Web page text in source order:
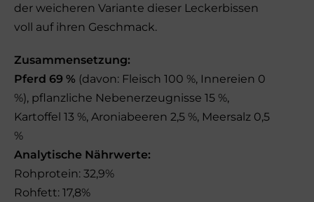
der weicheren Variante dieser Leckerbissen
voll auf ihren Geschmack.
Zusammensetzung:
Pferd 69 % (davon: Fleisch 100 %, Innereien 0
%), pflanzliche Nebenerzeugnisse 15 %,
Kartoffel 13 %, Aroniabeeren 2,5 %, Meersalz 0,5
%
Analytische Nährwerte:
Rohprotein: 32,9%
Rohfett: 17,8%